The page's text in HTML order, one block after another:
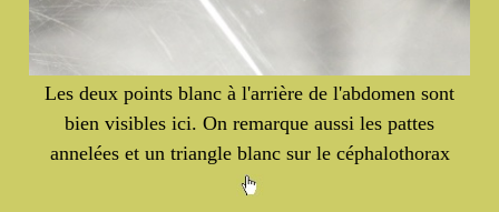
Les deux points blanc à l'arrière de l'abdomen sont
bien visibles ici. On remarque aussi les pattes
annelées et un triangle blanc sur le céphalothorax